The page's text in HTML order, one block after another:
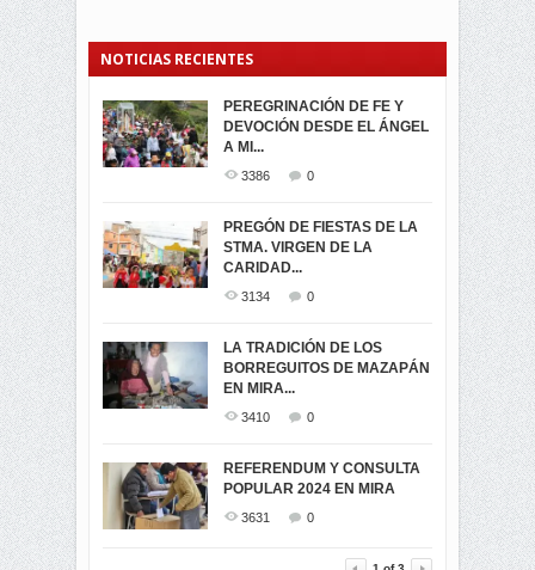
NOTICIAS RECIENTES
PEREGRINACIÓN DE FE Y
DEVOCIÓN DESDE EL ÁNGEL
A MI...
3386 0
PREGÓN DE FIESTAS DE LA
STMA. VIRGEN DE LA
CARIDAD...
3134 0
LA TRADICIÓN DE LOS
BORREGUITOS DE MAZAPÁN
EN MIRA...
3410 0
REFERENDUM Y CONSULTA
POPULAR 2024 EN MIRA
3631 0
PROCESIÓN DE LA VIRGEN
DE LA CARIDAD 2024
3058
-ENCENDIDO DEL ARBOL DE
...
MIRA
3438
TRIUNFO DE...
SEGUNDA VUELTA
ELECCIONES
PRESIDENCIALES 2023 EN
M...
ELECCION CRUCIAL:
SEGUNDA VUELTA
PRESIDENCIAL EL 1...
VIRTUALES ASAMBLEISTAS
POR LA PROVINCIA DEL
CARCHI...
MIRA.EC FUE
GALARDONADA